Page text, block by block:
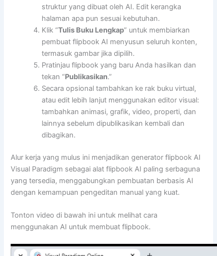
struktur yang dibuat oleh AI. Edit kerangka
halaman apa pun sesuai kebutuhan.
Klik “Tulis Buku Lengkap” untuk membiarkan
pembuat flipbook AI menyusun seluruh konten,
termasuk gambar jika dipilih.
Pratinjau flipbook yang baru Anda hasilkan dan
tekan “Publikasikan.”
Secara opsional tambahkan ke rak buku virtual,
atau edit lebih lanjut menggunakan editor visual:
tambahkan animasi, grafik, video, properti, dan
lainnya sebelum dipublikasikan kembali dan
dibagikan.
Alur kerja yang mulus ini menjadikan generator flipbook AI
Visual Paradigm sebagai alat flipbook AI paling serbaguna
yang tersedia, menggabungkan pembuatan berbasis AI
dengan kemampuan pengeditan manual yang kuat.
Tonton video di bawah ini untuk melihat cara
menggunakan AI untuk membuat flipbook.